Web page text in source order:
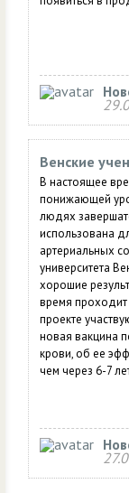
Венские
В настоящее
понижающей
людях
использована
артериальных
университета
хорошие
время
проекте
новая вакцина
крови, об ее
чем через 6-7